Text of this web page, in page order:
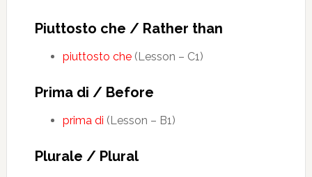
Piuttosto che / Rather than
piuttosto che(Lesson – C1)
Prima di / Before
prima di (Lesson – B1)
Plurale / Plural